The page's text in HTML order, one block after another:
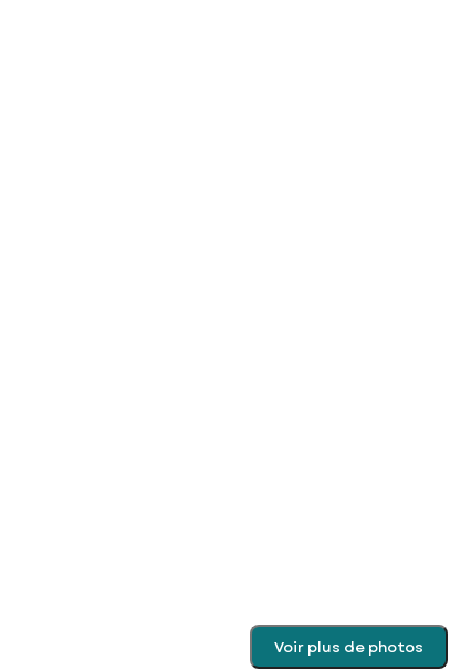
Voir plus de photos